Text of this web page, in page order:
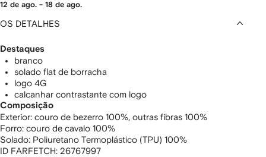
12 de ago. - 18 de ago.
OS DETALHES
Destaques
branco
solado flat de borracha
logo 4G
calcanhar contrastante com logo
Composição
Exterior: couro de bezerro 100%, outras fibras 100%
Forro: couro de cavalo 100%
Solado: Poliuretano Termoplástico (TPU) 100%
ID FARFETCH: 26767997